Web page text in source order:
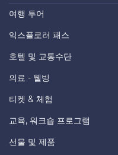
여행 투어
익스플로러 패스
호텔 및 교통수단
의료 - 웰빙
티켓 & 체험
교육, 워크숍 프로그램
선물 및 제품